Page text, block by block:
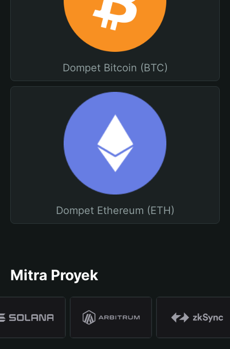
Dompet Bitcoin (BTC)
Dompet Ethereum (ETH)
Mitra Proyek